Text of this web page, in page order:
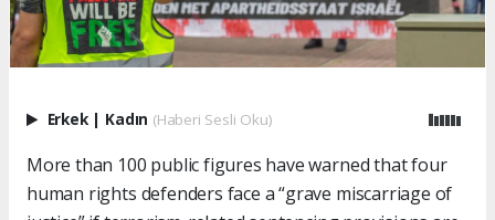
Erkek | Kadın (Haberi Sesli Oku)
More than 100 public figures have warned that four
human rights defenders face a “grave miscarriage of